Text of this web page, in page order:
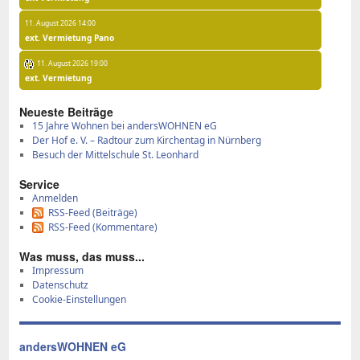
11. August 2026 14:00
ext. Vermietung Pano
11. August 2026 19:00
ext. Vermietung
Neu­es­te Bei­trä­ge
15 Jah­re Woh­nen bei an­ders­WOH­NEN eG
Der Hof e. V. – Rad­tour zum Kir­chen­tag in Nürn­berg
Be­such der Mit­tel­schu­le St. Le­on­hard
Ser­vice
Anmelden
RSS-Feed (Beiträge)
RSS-Feed (Kommentare)
Was muss, das muss...
Impressum
Datenschutz
Cookie-Einstellungen
andersWOHNEN eG